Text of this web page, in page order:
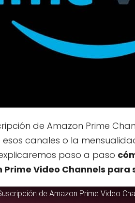
de Amazon Prime
canales o la
paso a paso
Video Channels para
de Amazon Prime Video